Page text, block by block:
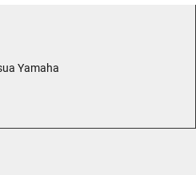
Yamaha